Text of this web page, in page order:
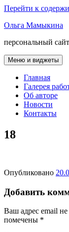
Перейти к
Ольга Мамыкина
персональный
Меню и виджеты
Главная
Галерея
Об авторе
Новости
Контакты
18
Опубликовано
Добавить
Ваш адрес email не
помечены *